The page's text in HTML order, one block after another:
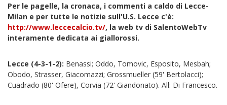
Per le pagelle, la cronaca, i commenti a caldo di Lecce-
Milan e per tutte le notizie sull'U.S. Lecce c'è:
http://www.leccecalcio.tv/, la web tv di SalentoWebTv
interamente dedicata ai giallorossi.
Lecce (4-3-1-2): Benassi; Oddo, Tomovic, Esposito, Mesbah;
Obodo, Strasser, Giacomazzi; Grossmueller (59' Bertolacci);
Cuadrado (80' Ofere), Corvia (72' Giandonato). All: Di Francesco.